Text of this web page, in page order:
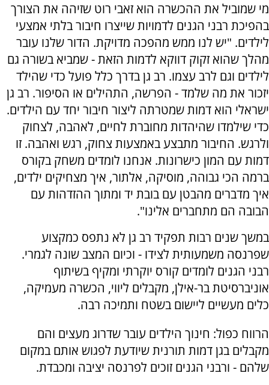
מי שמוביל את ההכשרה הוא זאבי רוט שזיהה את הצורך
בהפיכת רבני הגנים לדמויות שייצרו חיבור בלתי אמצעי
לילדים. "יש לנו ממש מהפכה מדויקת. הדור שלנו עובר
מהלך שהוא זקוק דווקא לדמות הזאת - שמביא בשורה גם
לילדים וגם לרב עצמו. רב גן בדרך כלל פועל כדי שהילד
יזכור את מה שלמד - הפרשה, התהילים או הסיפור. רב גן
ישראלי הוא דמות שמטרתה ליצור חיבור יחד עם הילדים.
כדי שילמדו שהיהדות מחוברת לחיים, לאהבה, לצחוק
ולרגש. החיבור מתבצע באמצעות צחוק, רגש ואהבה. זו
דמות עם המון כישרונות. אנחנו לומדים משחק בקורס
ברמה הכי גבוהה, מוסיקה, אלתור, איך מצחיקים ילדים,
איך מדברים מהבטן עם בובת יד ומתוך ההזדהות עם
הבובה הם מתחברים אלינו".
במשך שנים רבות תפקיד רב גן לא נתפס כמקצוע
שפרנסה משמעותית לצידו - וכיום המצב שונה לגמרי.
רבני הגנים לומדים קורס יוקרתי ומקיף בשיתוף
אוניברסיטת בר-אילן, מקבלים ליווי, הכשרה מעמיקה,
כלים מעשיים ליישום בשטח ותמיכה רבה.
הרווח כפול: חינוך הילדים עובר שדרוג מעצים והם
מקבלים בגן דמות תורנית שיודעת לפגוש אותם במקום
שלהם - ורבני הגנים זוכים לפרנסה יציבה ומכבדת.